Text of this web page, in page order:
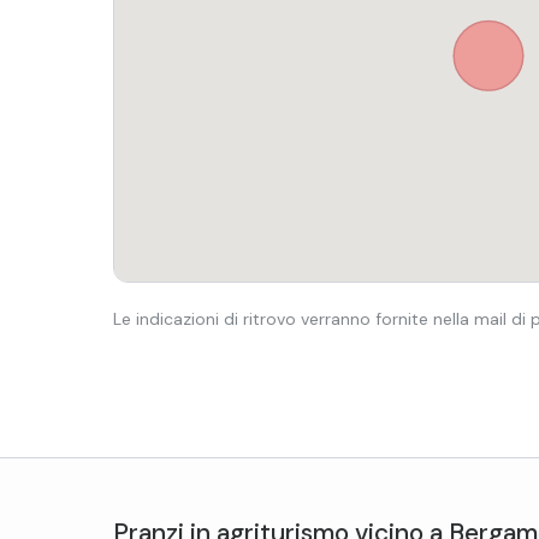
Le indicazioni di ritrovo verranno fornite nella mail di